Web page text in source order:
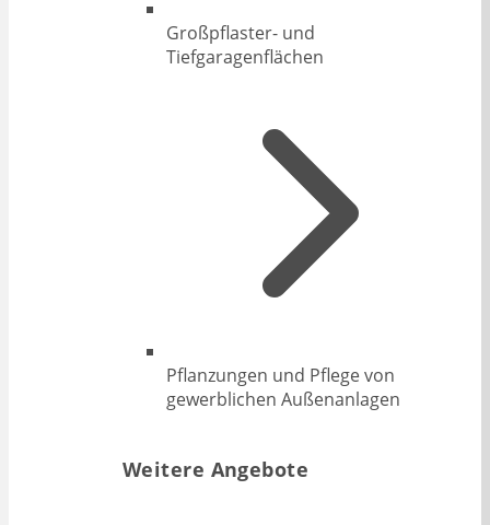
Großpflaster- und
Tiefgaragenflächen
Pflanzungen und Pflege von
gewerblichen Außenanlagen
Weitere Angebote